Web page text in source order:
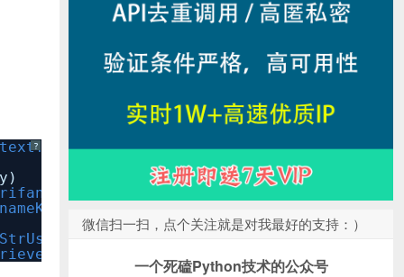
?
forKey: StrUsernameKey)
微信扫一扫，点个关注就是对我最好的支持：）
一个死磕Python技术的公众号